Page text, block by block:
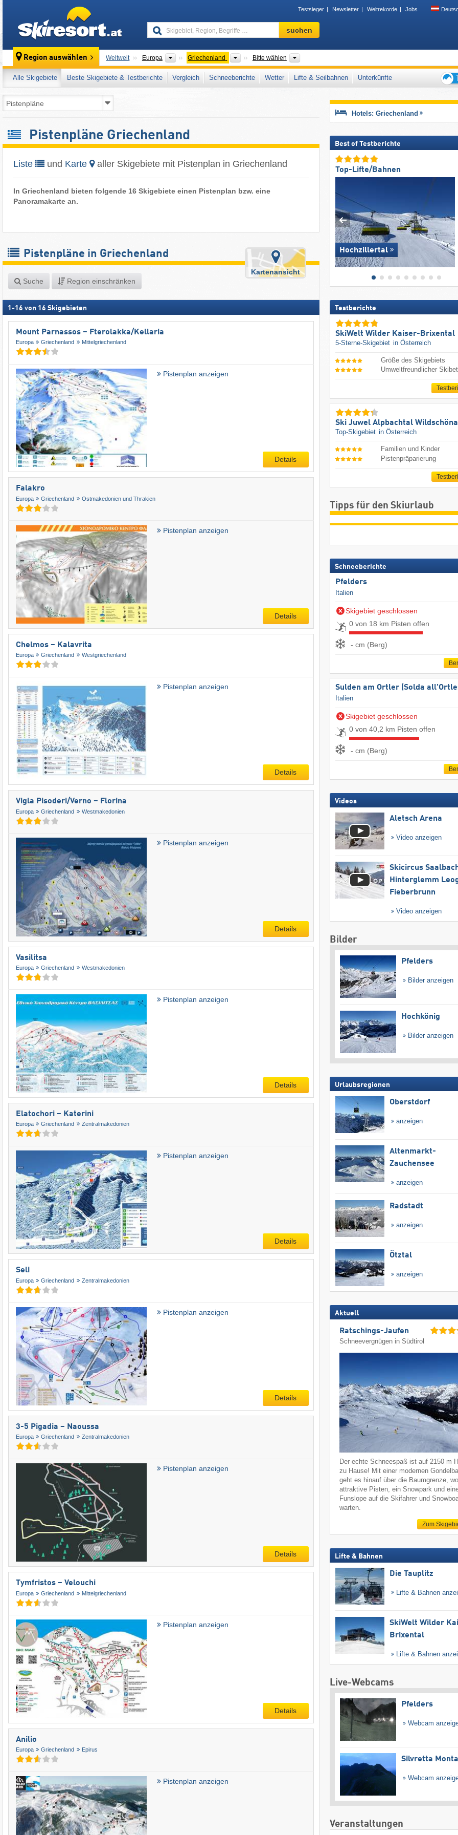
Testsieger Newsletter Weltrekorde Jobs
Skigebiet,
Region,
…
suchen
Region auswählen Weltweit Europa Kontinente
Griechenland LänderBitte wählen
Alle Skigebiete Beste Skigebiete & Testberichte Vergleich Schneeberichte Wetter Lifte & Seilbahnen
Unterkünfte
für
Pistenpläne Griechenland
Liste und Karte aller Skigebiete mit Pistenplan in Griechenland
In Griechenland bieten folgende 16 Skigebiete einen Pistenplan bzw. eine
Panoramakarte an.
Pistenpläne in Griechenland
Suche Region einschränken
Kartenansicht
1 -16 von 16 Skigebieten
Mount Parnassos – Fterolakka/​Kellaria
Europa Griechenland Mittelgriechenland
Pistenplan anzeigen
Details
Falakro
Europa Griechenland Ostmakedonien und Thrakien
Pistenplan anzeigen
Details
Chelmos – Kalavrita
Europa Griechenland Westgriechenland
Pistenplan anzeigen
Details
Vigla Pisoderi/​Verno – Florina
Europa Griechenland Westmakedonien
Pistenplan anzeigen
Details
Vasilitsa
Europa Griechenland Westmakedonien
Pistenplan anzeigen
Details
Elatochori – Katerini
Europa Griechenland Zentralmakedonien
Pistenplan anzeigen
Details
Seli
Europa Griechenland Zentralmakedonien
Pistenplan anzeigen
Details
3-5 Pigadia – Naoussa
Europa Griechenland Zentralmakedonien
Pistenplan anzeigen
Details
Tymfristos – Velouchi
Europa Griechenland Mittelgriechenland
Pistenplan anzeigen
Details
Anilio
Europa Griechenland Epirus
Pistenplan anzeigen
Hotels: Griechenland
Best of Testberichte
Top-Lifte/Bahnen
Hochzillertal
Testberichte
SkiWelt Wilder Kaiser-Brixental
5-Sterne-Skigebiet in Österreich
Größe des Skigebiets
Umweltfreundlicher
Ski Juwel Alpbachtal
Top-Skigebiet in Österreich
Familien und Kinder
Pistenpräparierung
Tipps für den Skiurlaub
Schneeberichte
Pfelders
Italien
Skigebiet geschlossen
0 von 18 km Pisten offen
- cm (Berg)
Sulden am Ortler (Solda
Italien
Skigebiet geschlossen
0 von 40,2 km Pisten offen
- cm (Berg)
Videos
Aletsch Arena
Video anzeigen
Skicircus
Hinterglemm
Fieberbrunn
Video anzeigen
Bilder
Pfelders
Bilder anzeigen
Hochkönig
Bilder anzeigen
Urlaubsregionen
Oberstdorf
anzeigen
Altenmarkt-
Zauchensee
anzeigen
Radstadt
anzeigen
Ötztal
anzeigen
Aktuell
Ratschings-Jaufen
Schneevergnügen in Südtirol
Der echte Schneespaß ist auf 2150 m
zu Hause! Mit einer modernen
geht es hinauf über die Baumgrenze, wo
attraktive Pisten, ein Snowpark und
Funslope auf die Skifahrer und
warten.
Zum
Lifte & Bahnen
Die Tauplitz
Lifte & Bahnen
SkiWelt Wilder
Brixental
Lifte & Bahnen
Live-Webcams
Pfelders
Webcam
Silvretta
Webcam
Veranstaltungen